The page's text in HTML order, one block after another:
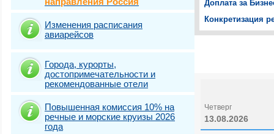
Изменения расписания
авиарейсов
Города, курорты,
достопримечательности и
рекомендованные отели
Повышенная комиссия 10% на
речные и морские круизы 2026
года
Доплата за
Конкретизация
Четверг
13.08.2026